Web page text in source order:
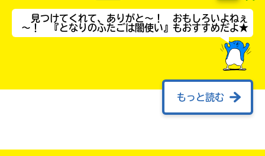
キミに
見つけてくれて、ありがと～！ おもしろいよねぇ
～！ 『となりのふたごは闇使い』もおすすめだよ★
もっと読む
どうも、誕プレに図書室の怪談シリーズを買っ